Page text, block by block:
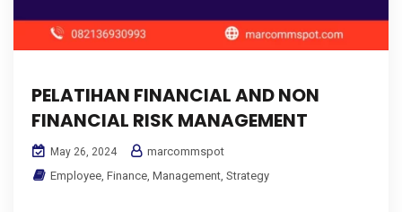
PELATIHAN FINANCIAL AND NON
FINANCIAL RISK MANAGEMENT
May 26, 2024
marcommspot
Employee Finance Management Strategy